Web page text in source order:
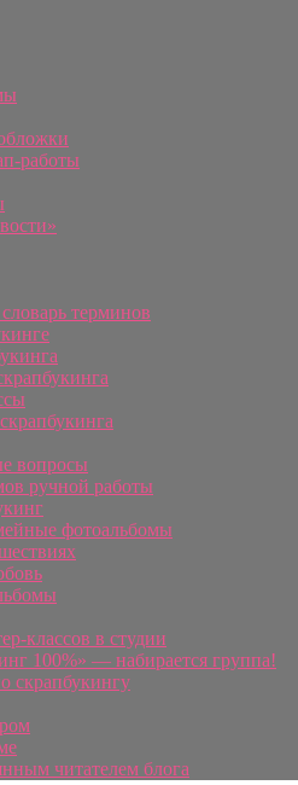
работы
терминов
вопросы
ручной работы
фотоальбомы
классов в студии
100%» — набирается группа!
скрапбукингу
читателем блога